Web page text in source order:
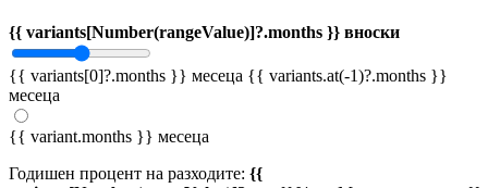
{{ variants[Number(rangeValue)]?.months }} вноски
{{ variants[0]?.months }} месеца {{ variants.at(-1)?.months }}
месеца
{{ variant.months }} месеца
Годишен процент на разходите: {{